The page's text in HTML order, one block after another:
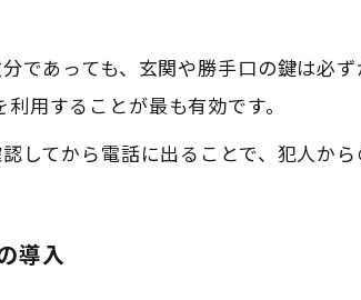
であっても、玄関や勝手口の鍵は必ず
用することが最も有効です。
してから電話に出ることで、犯人か
導入